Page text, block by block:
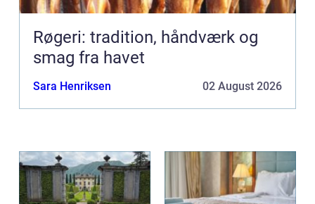
Røgeri: tradition, håndværk og
smag fra havet
Sara Henriksen 02 August 2026